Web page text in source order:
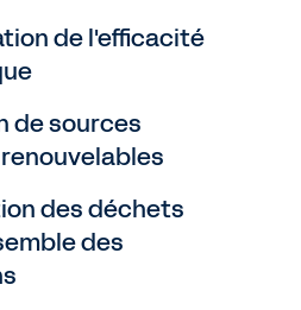
de l'efficacité
de sources
des déchets
des